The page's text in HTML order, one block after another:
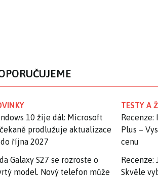
10 žije dál: Microsoft
prodlužuje aktualizace
října 2027
Galaxy S27 se rozroste o
model. Nový telefon může
TESTY A
Recenze:
Plus –
cenu
Recenze:
Skvěle